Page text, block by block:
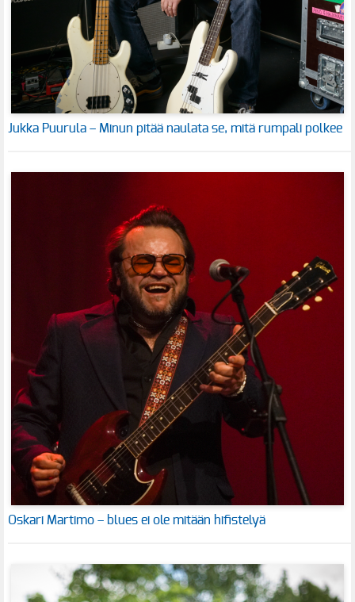
Jukka Puurula – Minun pitää naulata se, mitä rumpali polkee
Oskari Martimo – blues ei ole mitään hifistelyä